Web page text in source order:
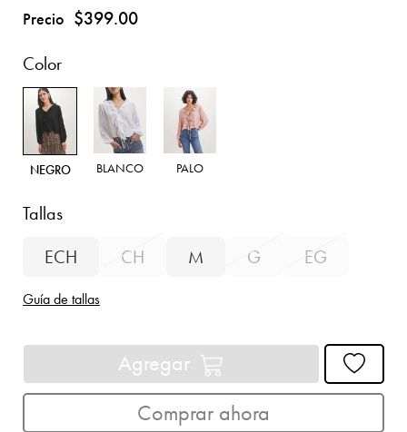
Precio $399.00
Color
NEGRO BLANCO PALO
Tallas
ECH
CH M G EG
Guía de tallas
Agregar
Comprar ahora